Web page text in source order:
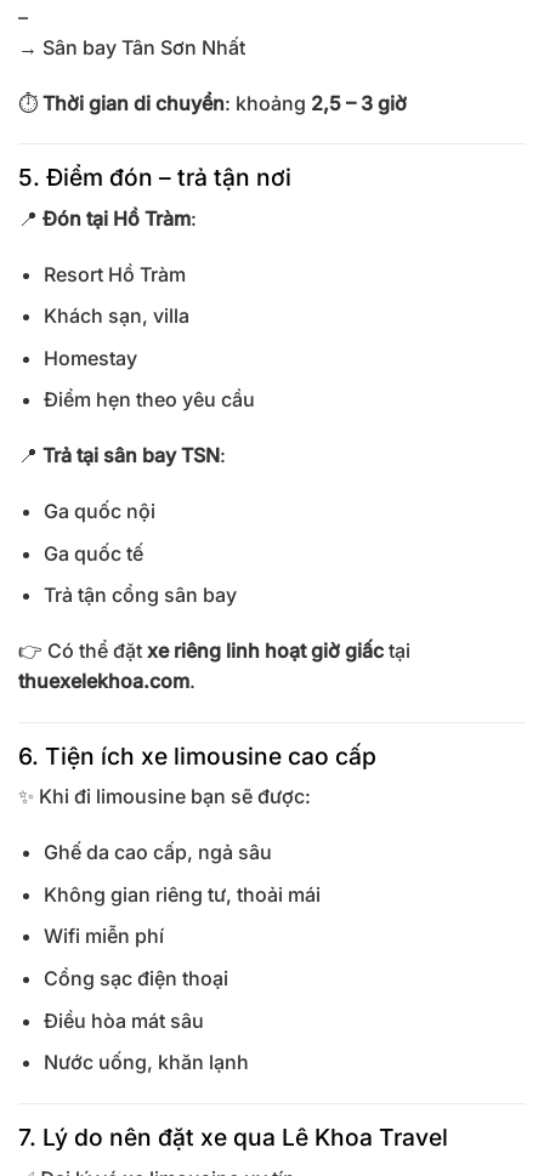
–
→ Sân bay Tân Sơn Nhất
⏱ Thời gian di chuyển: khoảng 2,5 – 3 giờ
5. Điểm đón – trả tận nơi
📍 Đón tại Hồ Tràm:
Resort Hồ Tràm
Khách sạn, villa
Homestay
Điểm hẹn theo yêu cầu
📍 Trả tại sân bay TSN:
Ga quốc nội
Ga quốc tế
Trả tận cổng sân bay
👉 Có thể đặt xe riêng linh hoạt giờ giấc tại
thuexelekhoa.com.
6. Tiện ích xe limousine cao cấp
✨ Khi đi limousine bạn sẽ được:
Ghế da cao cấp, ngả sâu
Không gian riêng tư, thoải mái
Wifi miễn phí
Cổng sạc điện thoại
Điều hòa mát sâu
Nước uống, khăn lạnh
7. Lý do nên đặt xe qua Lê Khoa Travel